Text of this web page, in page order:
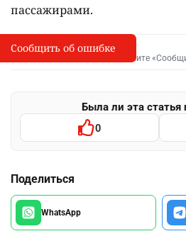
пассажирами.
I
Сообщить об опечатке
Выделите фрагмент и нажмите
Была ли эта статья
0
Поделиться
WhatsApp
Сообщить об ошибке